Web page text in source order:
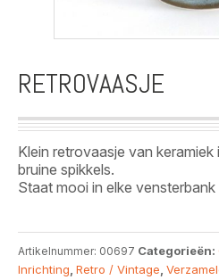
RETROVAASJE
Klein retrovaasje van
bruine spikkels.
Staat mooi in elke
Artikelnummer: 00697 Categorieën:
Inrichting Retro / Vintage